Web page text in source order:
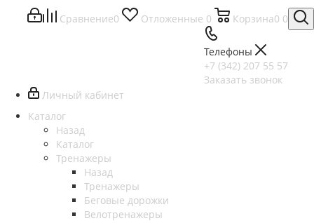
Сравнение0 Отложенные 0 Корзина0 0
Телефоны
+7 (342) 207 55 57
Заказать звонок
Личный кабинет
Каталог
Назад
Каталог
Тренажеры
Назад
Тренажеры
Беговые дорожки
Велотренажеры